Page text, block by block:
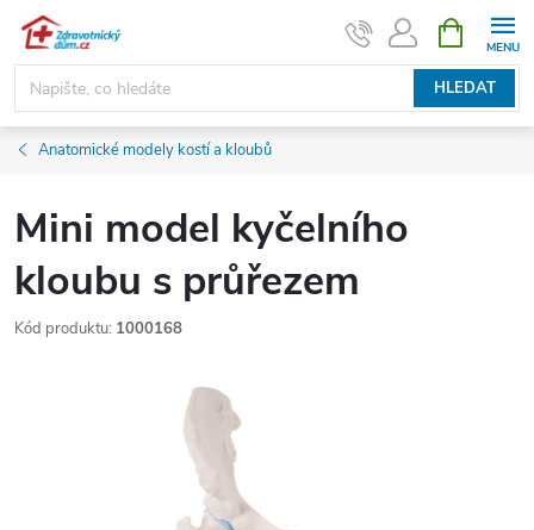
Přejít
obsah
HLEDAT
NÁKUPNÍ
KOŠÍK
Anatomické modely kostí a kloubů
Mini model kyčelního
kloubu s průřezem
Kód produktu: 1000168